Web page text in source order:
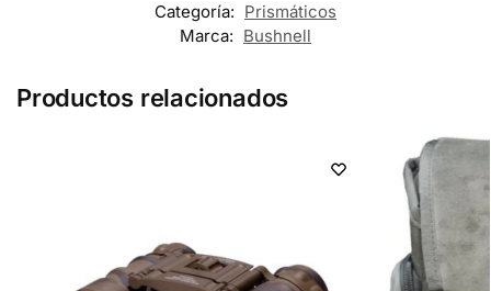
Categoría: Prismáticos
Marca: Bushnell
Productos relacionados